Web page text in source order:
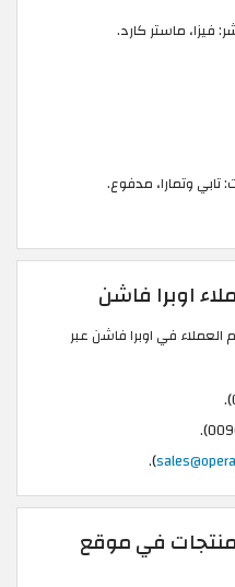
فيزا، ماستر كارد.
تابي وتمارا، مدفوع.
اوبرا فاشن
في اوبرا فاشن عبر
).
في موقع